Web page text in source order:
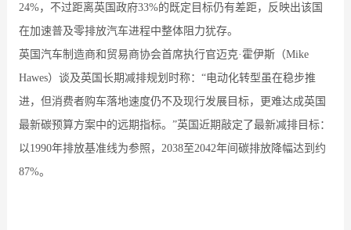
24%，不过距离英国政府33%的既定目标仍有差距，反映出该国
在加速普及零排放汽车进程中整体阻力犹存。
英国汽车制造商和贸易商协会首席执行官迈克·霍伊斯（Mike
Hawes）谈及英国长期减排规划时称：“电动化转型虽在稳步推
进，但消费者购车落地速度仍不及现行发展目标，更难达成英国
最新碳预算方案中的远期指标。”英国近期敲定了最新减排目标：
以1990年排放基准线为参照，2038至2042年间碳排放降幅达到约
87%。